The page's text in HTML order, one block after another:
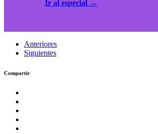
Ir al especial →
Anteriores
Siguientes
Compartir